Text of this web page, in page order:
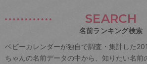
SEARCH
名前ランキング検索
ベビーカレンダーが独自で調査・集計した
ちゃんの名前データの中から、知りたい名前